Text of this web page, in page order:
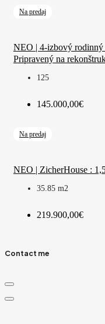
Na predaj
NEO | 4-izbový rodinný
Pripravený na
145.000,00€
125
Na predaj
NEO | ZicherHouse :
219.900,00€
35.85 m2
Contact me